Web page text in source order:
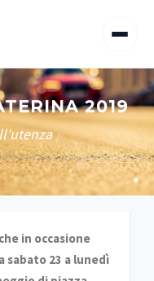
2019
/
in occasione
sabato 23 a lunedì